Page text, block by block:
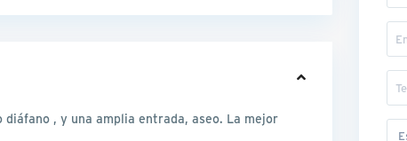
diáfano , y una amplia entrada, aseo. La mejor